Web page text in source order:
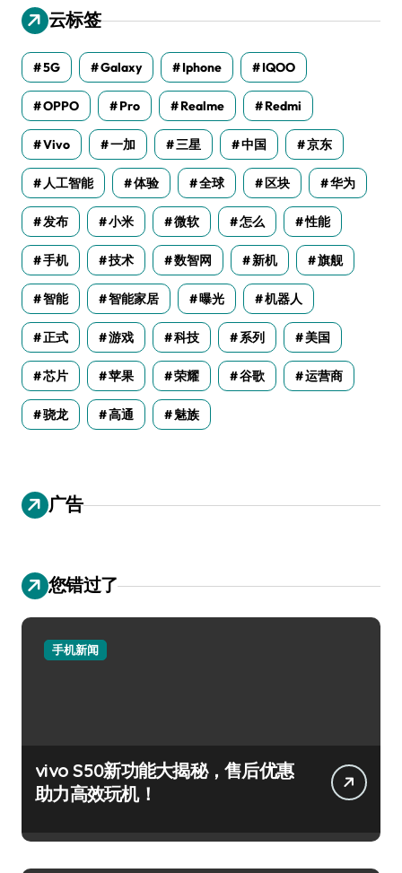
云标签
5G Galaxy Iphone IQOO
OPPO Pro Realme Redmi
Vivo 一加 三星 中国 京东
人工智能 体验 全球 区块 华为
发布 小米 微软 怎么 性能
手机 技术 数智网 新机 旗舰
智能 智能家居 曝光 机器人
正式 游戏 科技 系列 美国
芯片 苹果 荣耀 谷歌 运营商
骁龙 高通 魅族
广告
您错过了
手机新闻
vivo S50新功能大揭秘，售后优惠
助力高效玩机！